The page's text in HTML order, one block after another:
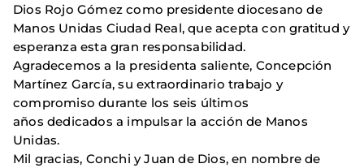
Dios Rojo Gómez como presidente diocesano de
Manos Unidas Ciudad Real, que acepta con gratitud y
esperanza esta gran responsabilidad.
Agradecemos a la presidenta saliente, Concepción
Martínez García, su extraordinario trabajo y
compromiso durante los seis últimos
años dedicados a impulsar la acción de Manos
Unidas.
Mil gracias, Conchi y Juan de Dios, en nombre de